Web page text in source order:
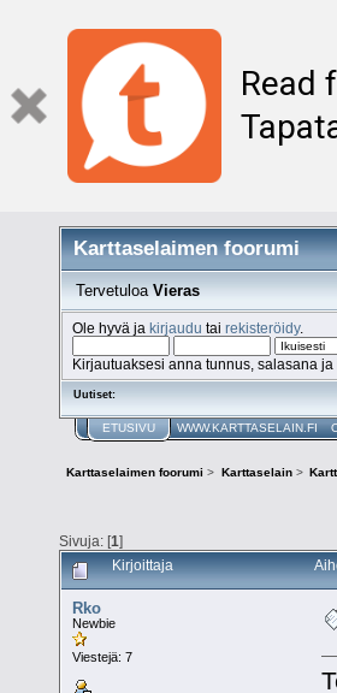
Read
Karttaselaimen foorumi
Tervetuloa Vieras
Ole hyvä jakirjaudu tairekisteröidy.
Kirjautuaksesi anna tunnus, salasana
Uutiset:
ETUSIVU WWW.KARTTASELAIN.FI
Karttaselaimen foorumi > Karttaselain>
Sivuja: [1]
Kirjoittaja
Rko
Newbie
Viestejä: 7